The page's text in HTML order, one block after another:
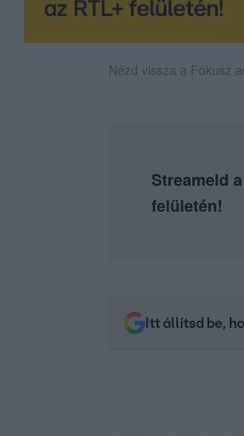
Nézd vissza a Fókusz
Streameld
felületén!
Itt állítsd be,